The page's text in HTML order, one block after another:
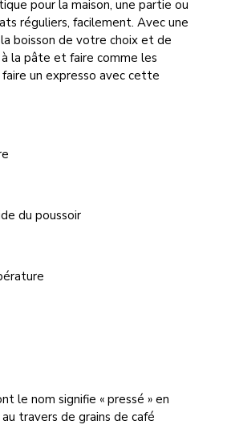
pour la maison, une partie ou
réguliers, facilement. Avec une
boisson de votre choix et de
la pâte et faire comme les
un expresso avec cette
du poussoir
le nom signifie « pressé » en
travers de grains de café